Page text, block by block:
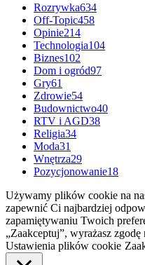
Rozrywka634
Off-Topic458
Opinie214
Technologia104
Biznes102
Dom i ogród97
Gry61
Zdrowie54
Budownictwo40
RTV i AGD38
Religia34
Moda31
Wnętrza29
Pozycjonowanie18
Używamy plików cookie na
zapewnić Ci najbardziej
zapamiętywaniu Twoich
„Zaakceptuj”, wyrażasz
Ustawienia plików cookie